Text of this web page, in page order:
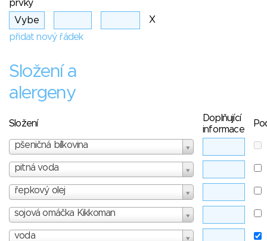
prvky
X
přidat nový řádek
Složení a
alergeny
Složení
Doplňující
informace
pšeničná bílkovina
pitná voda
řepkový olej
sojová omáčka Kikkoman
voda